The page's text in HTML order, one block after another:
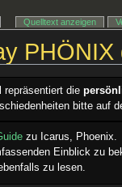
repräsentiert die
bitte auf
zu Icarus, Phoenix.
Einblick zu
zu lesen.
Quelltext anzeigen